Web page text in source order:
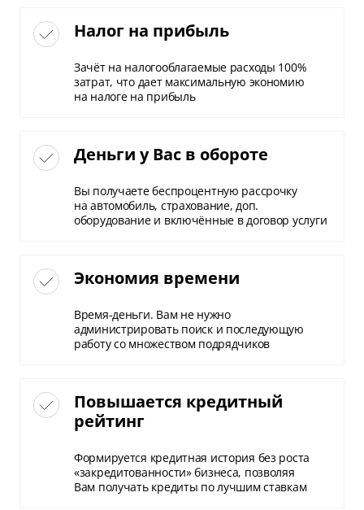
Налог на прибыль
Зачёт на налогооблагаемые расходы 100%
затрат, что дает максимальную экономию
на налоге на прибыль
Деньги у Вас в обороте
Вы получаете беспроцентную рассрочку
на автомобиль, страхование, доп.
оборудование и включённые в договор услуги
Экономия времени
Время-деньги. Вам не нужно
администрировать поиск и последующую
работу со множеством подрядчиков
Повышается кредитный
рейтинг
Формируется кредитная история без роста
«закредитованности» бизнеса, позволяя
Вам получать кредиты по лучшим ставкам